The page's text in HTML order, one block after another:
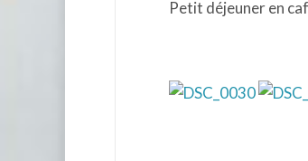
Petit déjeuner en